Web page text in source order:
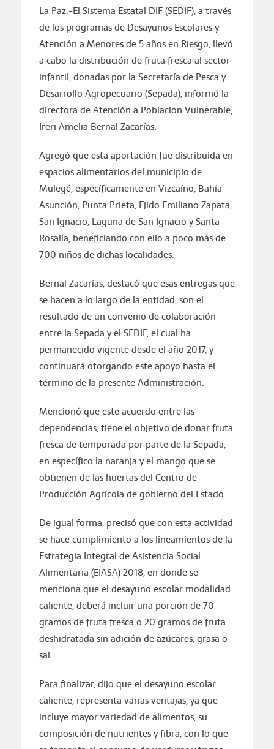
La Paz.-El Sistema Estatal DIF (SEDIF), a través
de los programas de Desayunos Escolares y
Atención a Menores de 5 años en Riesgo, llevó
a cabo la distribución de fruta fresca al sector
infantil, donadas por la Secretaría de Pesca y
Desarrollo Agropecuario (Sepada), informó la
directora de Atención a Población Vulnerable,
Ireri Amelia Bernal Zacarías.
Agregó que esta aportación fue distribuida en
espacios alimentarios del municipio de
Mulegé, específicamente en Vizcaíno, Bahía
Asunción, Punta Prieta, Ejido Emiliano Zapata,
San Ignacio, Laguna de San Ignacio y Santa
Rosalía, beneficiando con ello a poco más de
700 niños de dichas localidades.
Bernal Zacarías, destacó que esas entregas que
se hacen a lo largo de la entidad, son el
resultado de un convenio de colaboración
entre la Sepada y el SEDIF, el cual ha
permanecido vigente desde el año 2017, y
continuará otorgando este apoyo hasta el
término de la presente Administración.
Mencionó que este acuerdo entre las
dependencias, tiene el objetivo de donar fruta
fresca de temporada por parte de la Sepada,
en específico la naranja y el mango que se
obtienen de las huertas del Centro de
Producción Agrícola de gobierno del Estado.
De igual forma, precisó que con esta actividad
se hace cumplimiento a los lineamientos de la
Estrategia Integral de Asistencia Social
Alimentaria (EIASA) 2018, en donde se
menciona que el desayuno escolar modalidad
caliente, deberá incluir una porción de 70
gramos de fruta fresca o 20 gramos de fruta
deshidratada sin adición de azúcares, grasa o
sal.
Para finalizar, dijo que el desayuno escolar
caliente, representa varias ventajas, ya que
incluye mayor variedad de alimentos, su
composición de nutrientes y fibra, con lo que